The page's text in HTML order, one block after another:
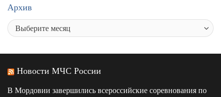
Архив
Новости МЧС России
В Мордовии завершились всероссийские соревнования по